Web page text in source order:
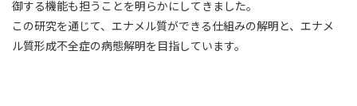
御する機能も担うことを明らかにしてきました。
この研究を通じて、エナメル質ができる仕組みの解明と、エナメ
ル質形成不全症の病態解明を目指しています。